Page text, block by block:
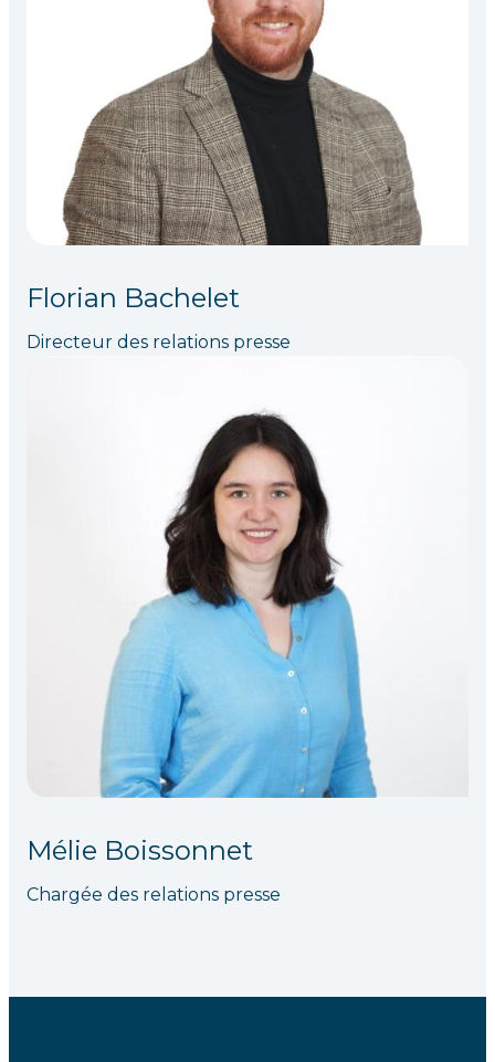
Florian Bachelet
Directeur des relations presse
Mélie Boissonnet
Chargée des relations presse